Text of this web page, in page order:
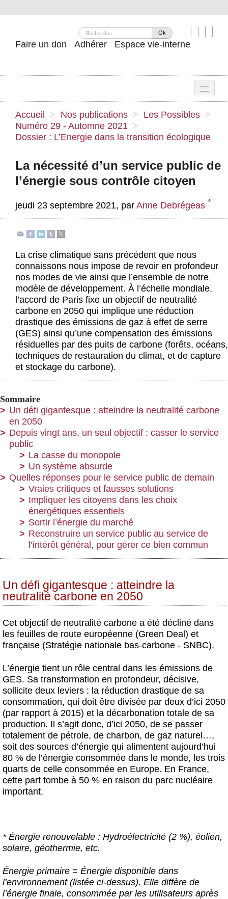
Ok
Faire un don Adhérer Espace vie-interne
Attac ?
Se mobiliser
Actus et médias
Boutique
Accueil > Nos publications > Les Possibles >
Numéro 29 - Automne 2021 >
Dossier : L’Energie dans la transition écologique
La nécessité d’un service public de
l’énergie sous contrôle citoyen
jeudi 23 septembre 2021, par Anne Debrégeas *
La crise climatique sans précédent que nous
connaissons nous impose de revoir en profondeur
nos modes de vie ainsi que l’ensemble de notre
modèle de développement. À l’échelle mondiale,
l’accord de Paris fixe un objectif de neutralité
carbone en 2050 qui implique une réduction
drastique des émissions de gaz à effet de serre
(GES) ainsi qu’une compensation des émissions
résiduelles par des puits de carbone (forêts, océans,
techniques de restauration du climat, et de capture
et stockage du carbone).
Sommaire
Un défi gigantesque : atteindre la neutralité carbone
en 2050
Depuis vingt ans, un seul objectif : casser le service
public
La casse du monopole
Un système absurde
Quelles réponses pour le service public de demain
Vraies critiques et fausses solutions
Impliquer les citoyens dans les choix
énergétiques essentiels
Sortir l’énergie du marché
Reconstruire un service public au service de
l’intérêt général, pour gérer ce bien commun
Un défi gigantesque : atteindre la
neutralité carbone en 2050
Cet objectif de neutralité carbone a été décliné dans
les feuilles de route européenne (Green Deal) et
française (Stratégie nationale bas-carbone - SNBC).
L’énergie tient un rôle central dans les émissions de
GES. Sa transformation en profondeur, décisive,
sollicite deux leviers : la réduction drastique de sa
consommation, qui doit être divisée par deux d’ici 2050
(par rapport à 2015) et la décarbonation totale de sa
production. Il s’agit donc, d’ici 2050, de se passer
totalement de pétrole, de charbon, de gaz naturel…,
soit des sources d’énergie qui alimentent aujourd’hui
80 % de l’énergie consommée dans le monde, les trois
quarts de celle consommée en Europe. En France,
cette part tombe à 50 % en raison du parc nucléaire
important.
* Énergie renouvelable : Hydroélectricité (2 %), éolien,
solaire, géothermie, etc.
Énergie primaire = Énergie disponible dans
l’environnement (listée ci-dessus). Elle diffère de
l’énergie finale, consommée par les utilisateurs après